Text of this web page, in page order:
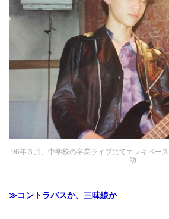
96年３月、中学校の卒業ライブにてエレキベー
助
≫コントラバスか、三味線か